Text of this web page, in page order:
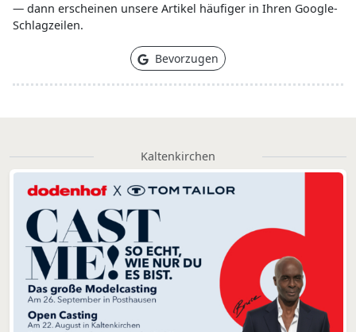
— dann erscheinen unsere Artikel häufiger in Ihren Google-
Schlagzeilen.
Bevorzugen
Kaltenkirchen